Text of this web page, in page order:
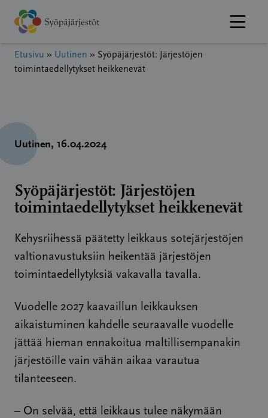
Hyppää
sisältöön
Etusivu » Uutinen » Syöpäjärjestöt: Järjestöjen
toimintaedellytykset heikkenevät
Uutinen, 16.04.2024
Syöpäjärjestöt: Järjestöjen
toimintaedellytykset heikkenevät
Kehysriihessä päätetty leikkaus sotejärjestöjen
valtionavustuksiin heikentää järjestöjen
toimintaedellytyksiä vakavalla tavalla.
Vuodelle 2027 kaavaillun leikkauksen
aikaistuminen kahdelle seuraavalle vuodelle
jättää hieman ennakoitua maltillisempanakin
järjestöille vain vähän aikaa varautua
tilanteeseen.
– On selvää, että leikkaus tulee näkymään